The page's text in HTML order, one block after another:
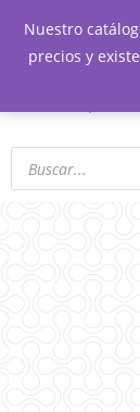
Nuestro
precios y